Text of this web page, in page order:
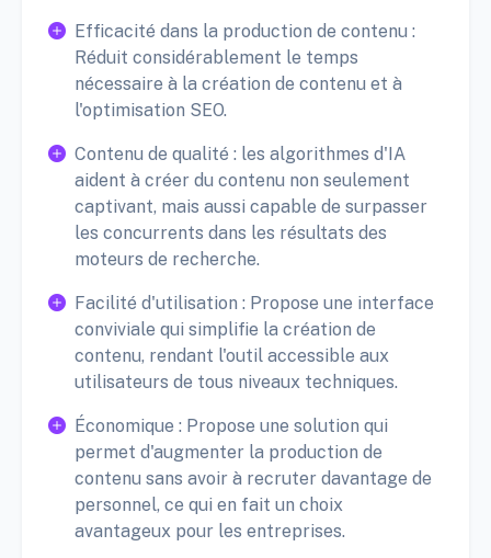
Efficacité dans la production de contenu :
Réduit considérablement le temps
nécessaire à la création de contenu et à
l'optimisation SEO.
Contenu de qualité : les algorithmes d'IA
aident à créer du contenu non seulement
captivant, mais aussi capable de surpasser
les concurrents dans les résultats des
moteurs de recherche.
Facilité d'utilisation : Propose une interface
conviviale qui simplifie la création de
contenu, rendant l'outil accessible aux
utilisateurs de tous niveaux techniques.
Économique : Propose une solution qui
permet d'augmenter la production de
contenu sans avoir à recruter davantage de
personnel, ce qui en fait un choix
avantageux pour les entreprises.